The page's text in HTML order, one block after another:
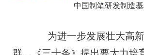
中国制笔研发制造基
为进一步发展壮大高新
群，《三十条》提出要大力培